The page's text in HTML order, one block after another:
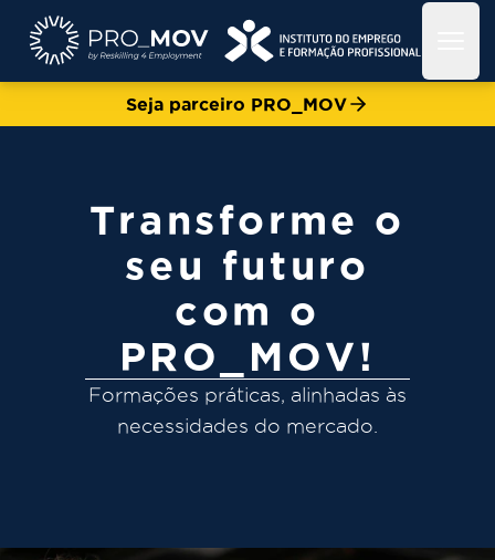
Seja parceiro PRO_MOV
Transforme o
seu futuro
com o
PRO_MOV!
Formações práticas, alinhadas às
necessidades do mercado.